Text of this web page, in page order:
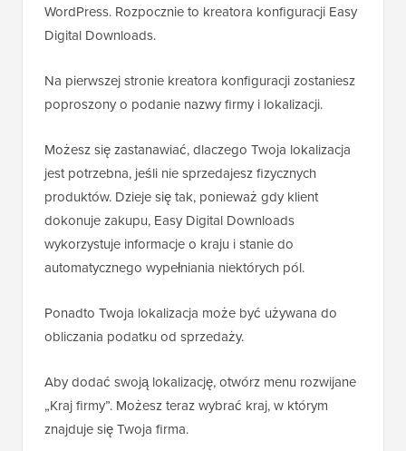
WordPress. Rozpocznie to kreatora konfiguracji Easy
Digital Downloads.
Na pierwszej stronie kreatora konfiguracji zostaniesz
poproszony o podanie nazwy firmy i lokalizacji.
Możesz się zastanawiać, dlaczego Twoja lokalizacja
jest potrzebna, jeśli nie sprzedajesz fizycznych
produktów. Dzieje się tak, ponieważ gdy klient
dokonuje zakupu, Easy Digital Downloads
wykorzystuje informacje o kraju i stanie do
automatycznego wypełniania niektórych pól.
Ponadto Twoja lokalizacja może być używana do
obliczania podatku od sprzedaży.
Aby dodać swoją lokalizację, otwórz menu rozwijane
„Kraj firmy”. Możesz teraz wybrać kraj, w którym
znajduje się Twoja firma.